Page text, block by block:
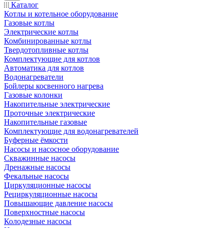
Каталог
Котлы и котельное оборудование
Газовые котлы
Электрические котлы
Комбинированные котлы
Твердотопливные котлы
Комплектующие для котлов
Автоматика для котлов
Водонагреватели
Бойлеры косвенного нагрева
Газовые колонки
Накопительные электрические
Проточные электрические
Накопительные газовые
Комплектующие для водонагревателей
Буферные ёмкости
Насосы и насосное оборудование
Скважинные насосы
Дренажные насосы
Фекальные насосы
Циркуляционные насосы
Рециркуляционные насосы
Повышающие давление насосы
Поверхностные насосы
Колодезные насосы